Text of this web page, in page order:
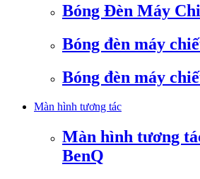
Bóng Đèn Máy
Bóng đèn máy
Bóng đèn máy
Màn hình tương tác
Màn hình tương
BenQ